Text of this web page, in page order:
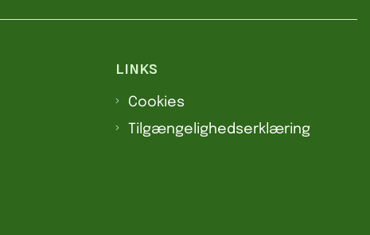
LINKS
Cookies
Tilgængelighedserklæring